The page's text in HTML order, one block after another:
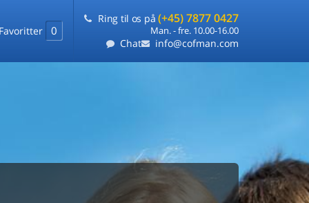
Favoritter 0
Ring til os på (+45) 7877 0427
Man. - fre. 10.00-16.00
Chat info@cofman.com